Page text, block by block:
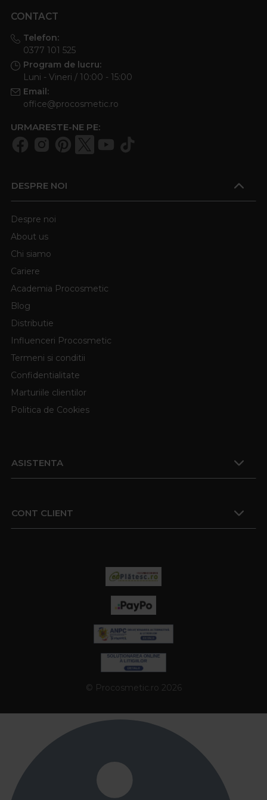
CONTACT
Telefon:
0377 101 525
Program de lucru:
Luni - Vineri / 10:00 - 15:00
Email:
office@procosmetic.ro
URMARESTE-NE PE:
DESPRE NOI
Despre noi
About us
Chi siamo
Cariere
Academia Procosmetic
Blog
Distributie
Influenceri Procosmetic
Termeni si conditii
Confidentialitate
Marturiile clientilor
Politica de Cookies
ASISTENTA
CONT CLIENT
© Procosmetic.ro 2026